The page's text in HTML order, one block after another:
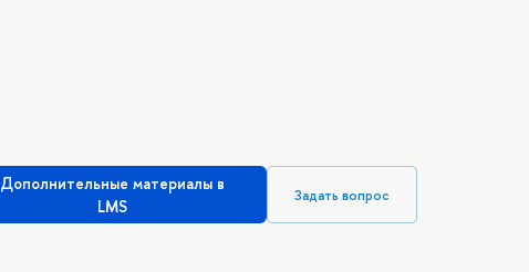
Дополнительные материалы в
LMS
Задать вопрос